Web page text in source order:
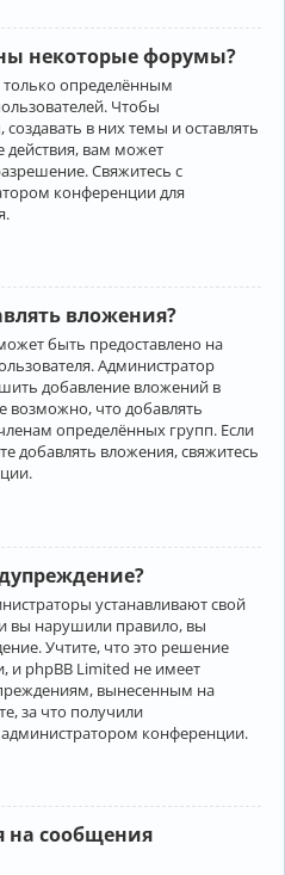
некоторые форумы?
определённым
Чтобы
в них темы и оставлять
вам может
Свяжитесь с
конференции для
вложения?
быть предоставлено на
Администратор
добавление вложений в
возможно, что добавлять
определённых групп. Если
добавлять вложения, свяжитесь
устанавливают свой
вы нарушили правило, вы
Учтите, что это решение
и phpBB Limited не имеет
вынесенным на
за что получили
конференции.
на сообщения